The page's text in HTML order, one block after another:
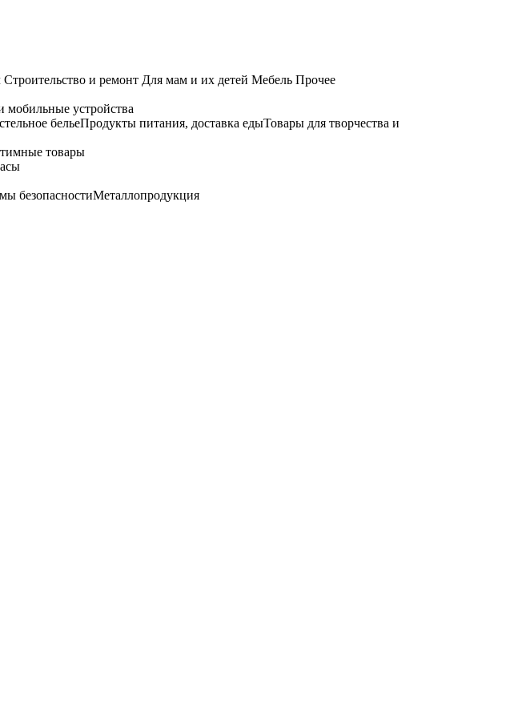
Строительство и ремонт Для мам и их детей Мебель Прочее
мобильные устройства
бельеПродукты питания, доставка едыТовары для творчества и
товары
безопасностиМеталлопродукция